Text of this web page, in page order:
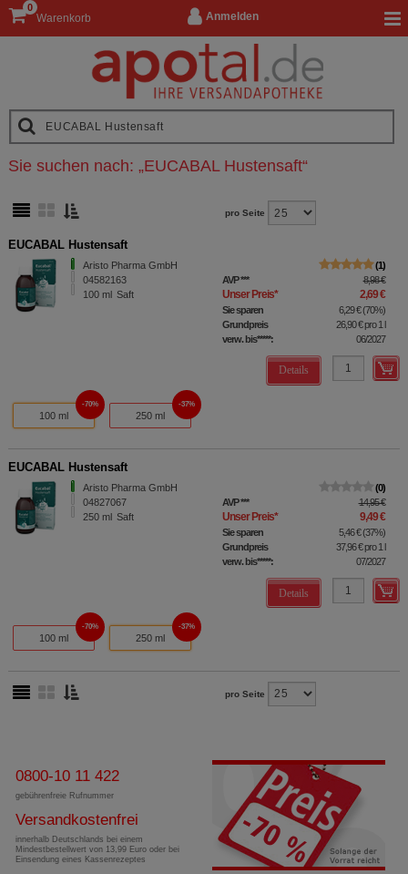
Anmelden
Warenkorb
0
Sie suchen nach: „EUCABAL Hustensaft“
pro Seite
EUCABAL Hustensaft
Aristo Pharma GmbH
04582163
100 ml Saft
1
AVP*** 8,98 €
Unser Preis* 2,69 €
Sie sparen 6,29 €(70%)
Grundpreis
26,90 €pro 1 l
verw. bis*****:
06/2027
Details
100 ml
70%
250 ml
37%
EUCABAL Hustensaft
Aristo Pharma GmbH
04827067
250 ml Saft
0
AVP*** 14,95 €
Unser Preis* 9,49 €
Sie sparen 5,46 €(37%)
Grundpreis
37,96 €pro 1 l
verw. bis*****:
07/2027
Details
100 ml
70%
250 ml
37%
pro Seite
0800-10 11 422
gebührenfreie Rufnummer
Versandkostenfrei
innerhalb Deutschlands bei einem
Mindestbestellwert von 13,99 Euro oder bei
Einsendung eines Kassenrezeptes